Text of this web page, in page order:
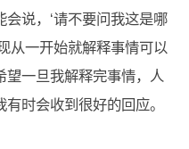
说，‘请不要问我这是哪
从一开始就解释事情可以
望一旦我解释完事情，人
时会收到很好的回应。